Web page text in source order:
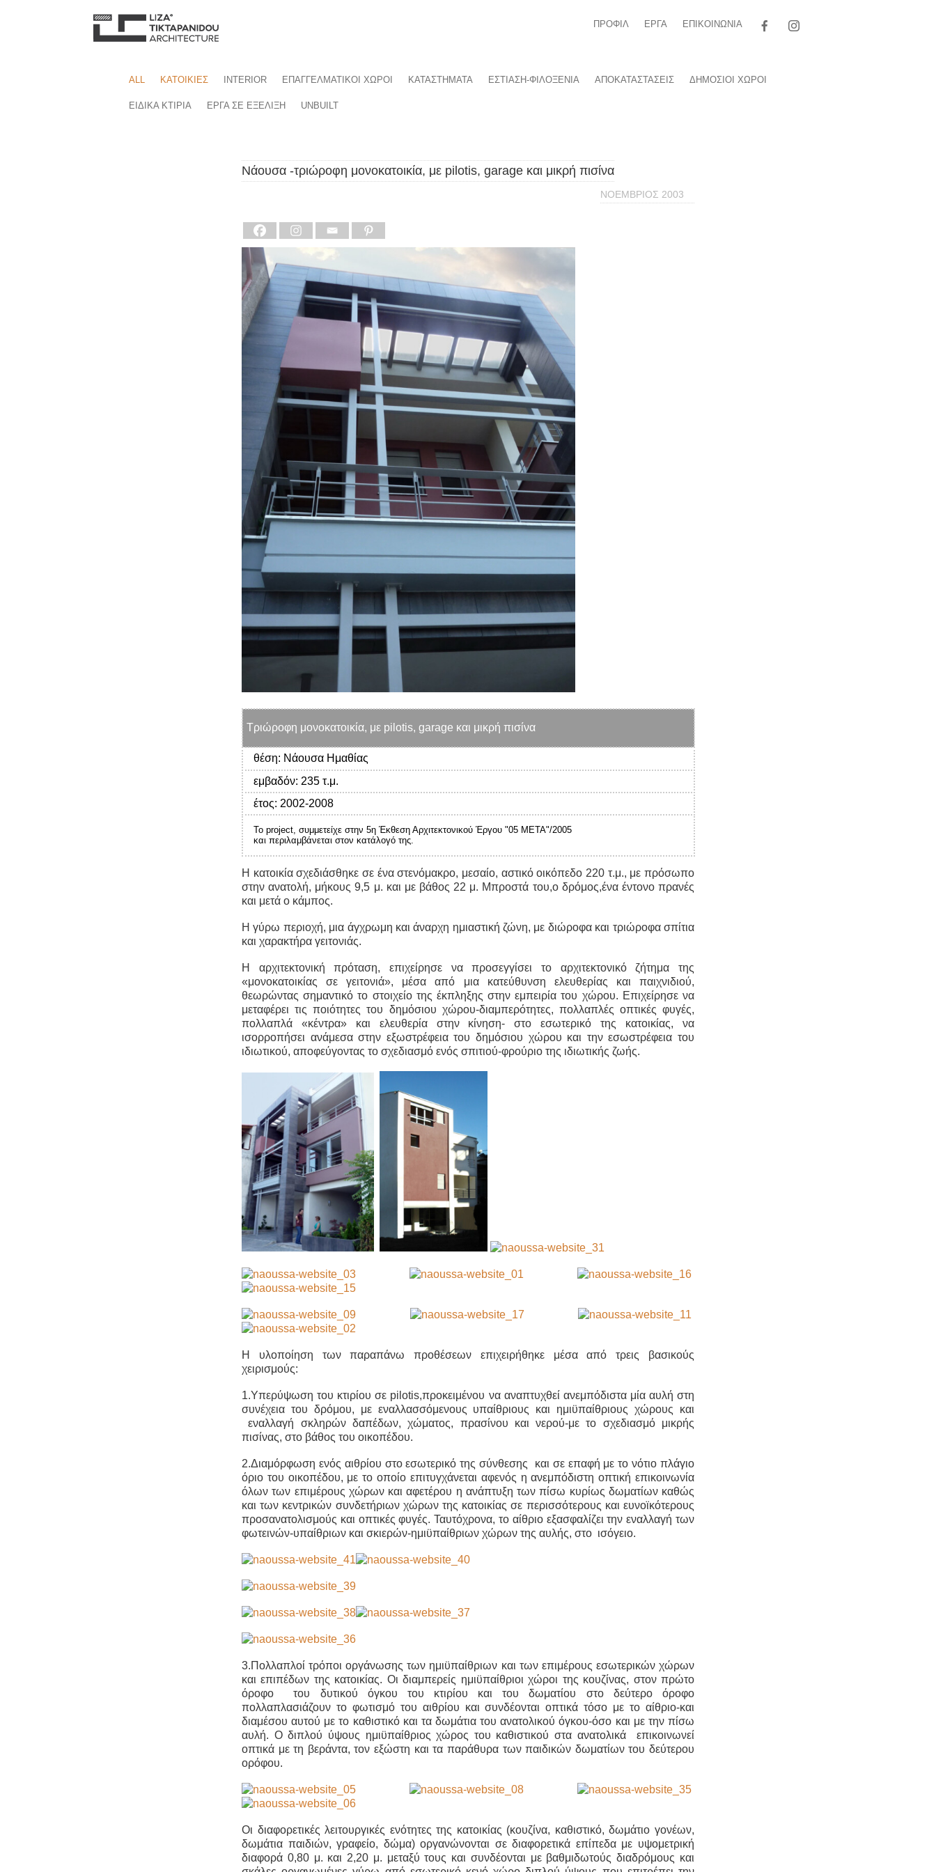
ΠΡΟΦΙΛ ΕΡΓΑ ΕΠΙΚΟΙΝΩΝΙΑ
ALL ΚΑΤΟΙΚΙΕΣ INTERIOR ΕΠΑΓΓΕΛΜΑΤΙΚΟΙ ΧΩΡΟΙ ΚΑΤΑΣΤΗΜΑΤΑ ΕΣΤΙΑΣΗ-ΦΙΛΟΞΕΝΙΑ ΑΠΟΚΑΤΑΣΤΑΣΕΙΣ ΔΗΜΟΣΙΟΙ ΧΩΡΟΙ
ΕΙΔΙΚΑ ΚΤΙΡΙΑ ΕΡΓΑ ΣΕ ΕΞΕΛΙΞΗ UNBUILT
Νάουσα -τριώροφη μονοκατοικία, με pilotis, garage και μικρή πισίνα
ΝΟΕΜΒΡΙΟΣ 2003
Τριώροφη μονοκατοικία, με pilotis, garage και μικρή πισίνα
θέση: Νάουσα Ημαθίας
εμβαδόν: 235 τ.μ.
έτος: 2002-2008
Το project, συμμετείχε στην 5η Έκθεση Αρχιτεκτονικού Έργου "05 META"/2005
και περιλαμβάνεται στον κατάλογό της.
Η κατοικία σχεδιάσθηκε σε ένα στενόμακρο, μεσαίο, αστικό οικόπεδο 220 τ.μ., με πρόσωπο
στην ανατολή, μήκους 9,5 μ. και με βάθος 22 μ. Μπροστά του,ο δρόμος,ένα έντονο πρανές
και μετά ο κάμπος.
Η γύρω περιοχή, μια άγχρωμη και άναρχη ημιαστική ζώνη, με διώροφα και τριώροφα σπίτια
και χαρακτήρα γειτονιάς.
Η αρχιτεκτονική πρόταση, επιχείρησε να προσεγγίσει το αρχιτεκτονικό ζήτημα της
«μονοκατοικίας σε γειτονιά», μέσα από μια κατεύθυνση ελευθερίας και παιχνιδιού,
θεωρώντας σημαντικό το στοιχείο της έκπληξης στην εμπειρία του χώρου. Επιχείρησε να
μεταφέρει τις ποιότητες του δημόσιου χώρου-διαμπερότητες, πολλαπλές οπτικές φυγές,
πολλαπλά «κέντρα» και ελευθερία στην κίνηση- στο εσωτερικό της κατοικίας, να
ισορροπήσει ανάμεσα στην εξωστρέφεια του δημόσιου χώρου και την εσωστρέφεια του
ιδιωτικού, αποφεύγοντας το σχεδιασμό ενός σπιτιού-φρούριο της ιδιωτικής ζωής.
Η υλοποίηση των παραπάνω προθέσεων επιχειρήθηκε μέσα από τρεις βασικούς
χειρισμούς:
1.Υπερύψωση του κτιρίου σε pilotis,προκειμένου να αναπτυχθεί ανεμπόδιστα μία αυλή στη
συνέχεια του δρόμου, με εναλλασσόμενους υπαίθριους και ημιϋπαίθριους χώρους και
εναλλαγή σκληρών δαπέδων, χώματος, πρασίνου και νερού-με το σχεδιασμό μικρής
πισίνας, στο βάθος του οικοπέδου.
2.Διαμόρφωση ενός αιθρίου στο εσωτερικό της σύνθεσης και σε επαφή με το νότιο πλάγιο
όριο του οικοπέδου, με το οποίο επιτυγχάνεται αφενός η ανεμπόδιστη οπτική επικοινωνία
όλων των επιμέρους χώρων και αφετέρου η ανάπτυξη των πίσω κυρίως δωματίων καθώς
και των κεντρικών συνδετήριων χώρων της κατοικίας σε περισσότερους και ευνοϊκότερους
προσανατολισμούς και οπτικές φυγές. Ταυτόχρονα, το αίθριο εξασφαλίζει την εναλλαγή των
φωτεινών-υπαίθριων και σκιερών-ημιϋπαίθριων χώρων της αυλής, στο ισόγειο.
3.Πολλαπλοί τρόποι οργάνωσης των ημιϋπαίθριων και των επιμέρους εσωτερικών χώρων
και επιπέδων της κατοικίας. Οι διαμπερείς ημιϋπαίθριοι χώροι της κουζίνας, στον πρώτο
όροφο του δυτικού όγκου του κτιρίου και του δωματίου στο δεύτερο όροφο
πολλαπλασιάζουν το φωτισμό του αιθρίου και συνδέονται οπτικά τόσο με το αίθριο-και
διαμέσου αυτού με το καθιστικό και τα δωμάτια του ανατολικού όγκου-όσο και με την πίσω
αυλή. Ο διπλού ύψους ημιϋπαίθριος χώρος του καθιστικού στα ανατολικά επικοινωνεί
οπτικά με τη βεράντα, τον εξώστη και τα παράθυρα των παιδικών δωματίων του δεύτερου
ορόφου.
Οι διαφορετικές λειτουργικές ενότητες της κατοικίας (κουζίνα, καθιστικό, δωμάτιο γονέων,
δωμάτια παιδιών, γραφείο, δώμα) οργανώνονται σε διαφορετικά επίπεδα με υψομετρική
διαφορά 0,80 μ. και 2,20 μ. μεταξύ τους και συνδέονται με βαθμιδωτούς διαδρόμους και